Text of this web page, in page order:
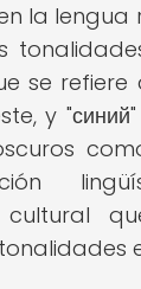
la lengua
se
y
cultural